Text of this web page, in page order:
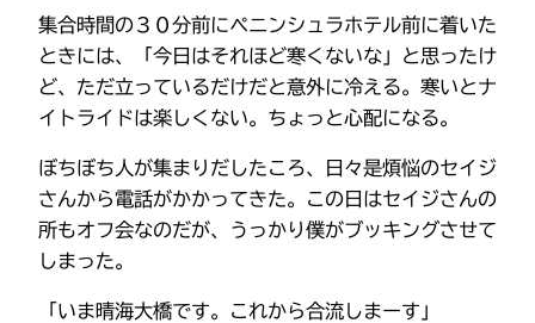
集合時間の３０分前にペニンシュラホテル前に着いた
ときには、「今日はそれほど寒くないな」と思ったけ
ど、ただ立っているだけだと意外に冷える。寒いとナ
イトライドは楽しくない。ちょっと心配になる。
ぼちぼち人が集まりだしたころ、日々是煩悩のセイジ
さんから電話がかかってきた。この日はセイジさんの
所もオフ会なのだが、うっかり僕がブッキングさせて
しまった。
「いま晴海大橋です。これから合流しまーす」